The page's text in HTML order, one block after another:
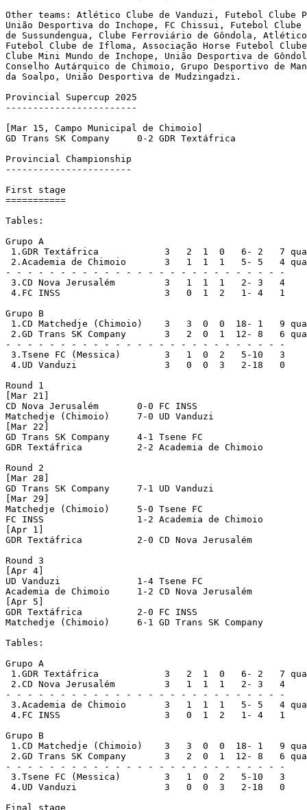
Other teams: Atlético Clube de Vanduzi, Futebol Clube
União Desportiva do Inchope, FC Chissui, Futebol Clube
de Sussundengua, Clube Ferroviário de Gôndola,
Futebol Clube de Ifloma, Associação Horse Futebol
Clube Mini Mundo de Inchope, União Desportiva de
Conselho Autárquico de Chimoio, Grupo Desportivo de
da Soalpo, União Desportiva de Mudzingadzi.
Provincial Supercup 2025
------------------------
[Mar 15, Campo Municipal de Chimoio]
GD Trans SK Company	0-2 GDR Textáfrica
Provincial Championship
-----------------------
First stage
===========
Tables:
Grupo A
1.GDR Textáfrica            3   2  1  0   6- 2   7
2.Academia de Chimoio	     3   1  1  1   5- 5   4 qualified
- - - - - - - - - - - - - - - - - - - - - - - - - -
3.CD Nova Jerusalém	     3   1  1  1   2- 3   4
4.FC INSS		     3   0  1  2   1- 4   1
Grupo B
1.CD Matchedje (Chimoio)    3   3  0  0  18- 1   9
2.GD Trans SK Company	     3   2  0  1  12- 8   6 qualified
- - - - - - - - - - - - - - - - - - - - - - - - - -
3.Tsene FC (Messica)	     3   1  0  2   5-10   3
4.UD Vanduzi    	     3   0  0  3   2-18   0
Round 1
[Mar 21]
CD Nova Jerusalém       0-0 FC INSS
Matchedje (Chimoio)     7-0 UD Vanduzi
[Mar 22]
GD Trans SK Company     4-1 Tsene FC
GDR Textáfrica          2-2 Academia de Chimoio
Round 2
[Mar 28]
GD Trans SK Company     7-1 UD Vanduzi
[Mar 29]
Matchedje (Chimoio)     5-0 Tsene FC
FC INSS			1-2 Academia de Chimoio
[Apr 1]
GDR Textáfrica		2-0 CD Nova Jerusalém
Round 3
[Apr 4]
UD Vanduzi		1-4 Tsene FC
Academia de Chimoio     1-2 CD Nova Jerusalém
[Apr 5]
GDR Textáfrica		2-0 FC INSS
Matchedje (Chimoio)	6-1 GD Trans SK Company
Tables:
Grupo A
1.GDR Textáfrica            3   2  1  0   6- 2   7
2.CD Nova Jerusalém	     3   1  1  1   2- 3   4
- - - - - - - - - - - - - - - - - - - - - - - - - -
3.Academia de Chimoio	     3   1  1  1   5- 5   4 qualified
4.FC INSS		     3   0  1  2   1- 4   1
Grupo B
1.CD Matchedje (Chimoio)    3   3  0  0  18- 1   9
2.GD Trans SK Company	     3   2  0  1  12- 8   6 qualified
- - - - - - - - - - - - - - - - - - - - - - - - - -
3.Tsene FC (Messica)	     3   1  0  2   5-10   3
4.UD Vanduzi    	     3   0  0  3   2-18   0
Final stage